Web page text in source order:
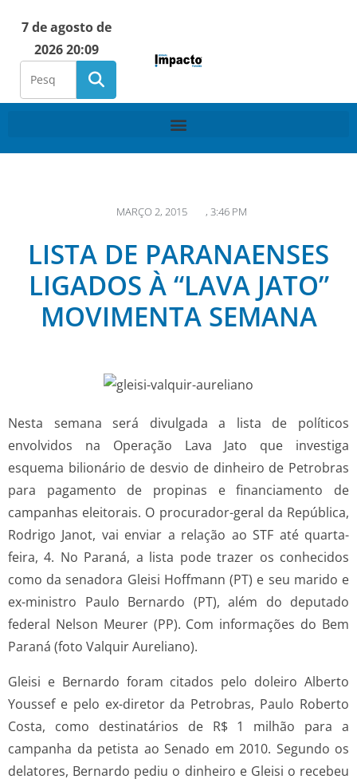
7 de agosto de
2026 20:09
MARÇO 2, 2015 , 3:46 PM
LISTA DE PARANAENSES
LIGADOS À “LAVA JATO”
MOVIMENTA SEMANA
Nesta semana será divulgada a lista de políticos
envolvidos na Operação Lava Jato que investiga
esquema bilionário de desvio de dinheiro de Petrobras
para pagamento de propinas e financiamento de
campanhas eleitorais. O procurador-geral da República,
Rodrigo Janot, vai enviar a relação ao STF até quarta-
feira, 4. No Paraná, a lista pode trazer os conhecidos
como da senadora Gleisi Hoffmann (PT) e seu marido e
ex-ministro Paulo Bernardo (PT), além do deputado
federal Nelson Meurer (PP). Com informações do Bem
Paraná (foto Valquir Aureliano).
Gleisi e Bernardo foram citados pelo doleiro Alberto
Youssef e pelo ex-diretor da Petrobras, Paulo Roberto
Costa, como destinatários de R$ 1 milhão para a
campanha da petista ao Senado em 2010. Segundo os
delatores, Bernardo pediu o dinheiro e Gleisi o recebeu